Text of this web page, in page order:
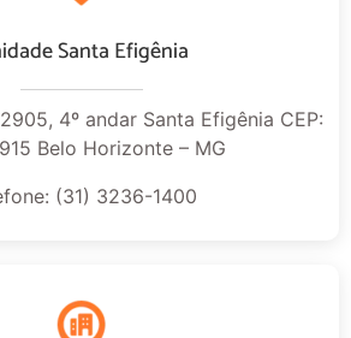
Santa Efigênia
4º andar Santa Efigênia CEP:
Belo Horizonte – MG
(31) 3236-1400